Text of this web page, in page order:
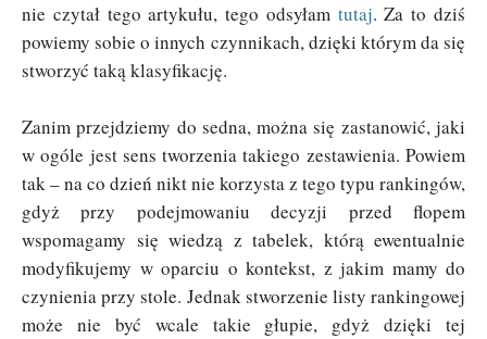
nie czytał tego artykułu, tego odsyłam tutaj. Za to dziś
powiemy sobie o innych czynnikach, dzięki którym da się
stworzyć taką klasyfikację.
Zanim przejdziemy do sedna, można się zastanowić, jaki
w ogóle jest sens tworzenia takiego zestawienia. Powiem
tak – na co dzień nikt nie korzysta z tego typu rankingów,
gdyż przy podejmowaniu decyzji przed flopem
wspomagamy się wiedzą z tabelek, którą ewentualnie
modyfikujemy w oparciu o kontekst, z jakim mamy do
czynienia przy stole. Jednak stworzenie listy rankingowej
może nie być wcale takie głupie, gdyż dzięki tej